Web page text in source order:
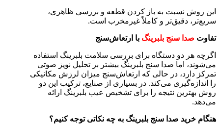
این روش نسبت به باز کردن قطعه و بررسی ظاهری،
سریع‌تر، دقیق‌تر و کاملاً غیرمخرب است.
تفاوت صدا سنج بلبرینگ با ارتعاش‌سنج
اگرچه هر دو دستگاه برای بررسی سلامت بلبرینگ استفاده
می‌شوند، اما صدا سنج بلبرینگ بیشتر بر تحلیل نویز صوتی
تمرکز دارد، در حالی که ارتعاش‌سنج میزان لرزش مکانیکی
را اندازه‌گیری می‌کند. در بسیاری از صنایع، ترکیب این دو
روش بهترین نتیجه را برای تشخیص عیب بلبرینگ ارائه
می‌دهد.
هنگام خرید صدا سنج بلبرینگ به چه نکاتی توجه کنیم؟